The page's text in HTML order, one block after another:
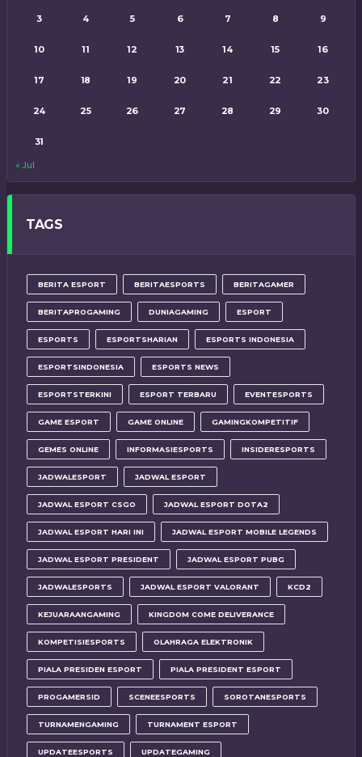
3 4 5 6 7 8 9
10 11 12 13 14 15 16
17 18 19 20 21 22 23
24 25 26 27 28 29 30
31
« Jul
TAGS
BERITA ESPORT BERITAESPORTS BERITAGAMER
BERITAPROGAMING DUNIAGAMING ESPORT
ESPORTS ESPORTSHARIAN ESPORTS INDONESIA
ESPORTSINDONESIA ESPORTS NEWS
ESPORTSTERKINI ESPORT TERBARU EVENTESPORTS
GAME ESPORT GAME ONLINE GAMINGKOMPETITIF
GEMES ONLINE INFORMASIESPORTS INSIDERESPORTS
JADWALESPORT JADWAL ESPORT
JADWAL ESPORT CSGO JADWAL ESPORT DOTA2
JADWAL ESPORT HARI INI JADWAL ESPORT MOBILE LEGENDS
JADWAL ESPORT PRESIDENT JADWAL ESPORT PUBG
JADWALESPORTS JADWAL ESPORT VALORANT KCD2
KEJUARAANGAMING KINGDOM COME DELIVERANCE
KOMPETISIESPORTS OLAHRAGA ELEKTRONIK
PIALA PRESIDEN ESPORT PIALA PRESIDENT ESPORT
PROGAMERSID SCENEESPORTS SOROTANESPORTS
TURNAMENGAMING TURNAMENT ESPORT
UPDATEESPORTS UPDATEGAMING